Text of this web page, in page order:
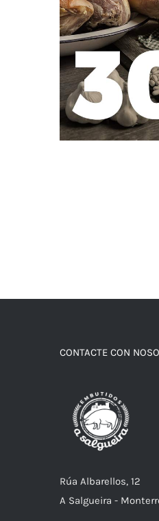
CONTACTE CON
Rúa Albarellos, 12
A Salgueira -